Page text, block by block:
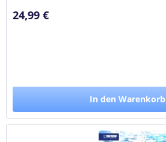
24,99 €
In den Warenkorb